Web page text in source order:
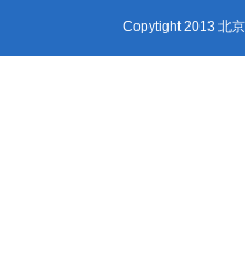
Copytight 2013 北